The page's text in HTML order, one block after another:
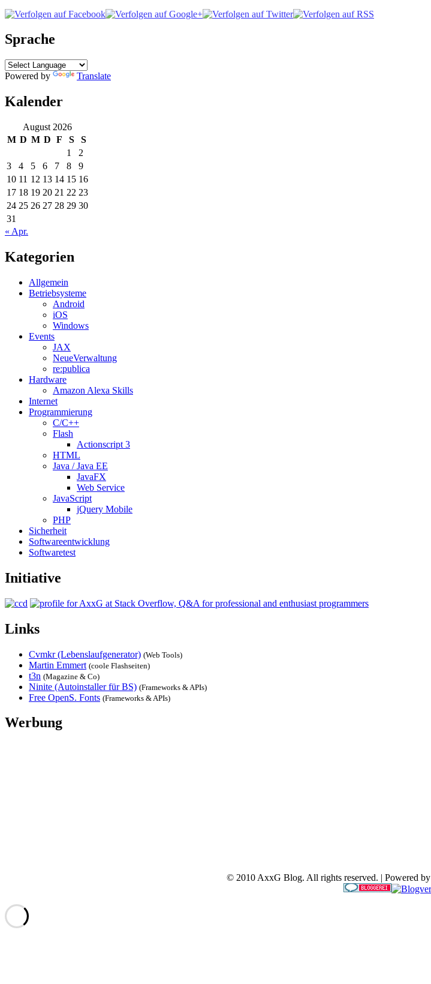
Sprache
Powered by Translate
Kalender
August 2026
M D M D F S
S
1
2
3
4 5 6 7 8
9
10 11 12 13 14 15 16
17 18 19 20 21 22 23
24 25 26 27 28 29 30
31
« Apr.
Kategorien
Allgemein
Betriebsysteme
Android
iOS
Windows
Events
JAX
NeueVerwaltung
re:publica
Hardware
Amazon Alexa Skills
Internet
Programmierung
C/C++
Flash
Actionscript 3
HTML
Java / Java EE
JavaFX
Web Service
JavaScript
jQuery Mobile
PHP
Sicherheit
Softwareentwicklung
Softwaretest
Initiative
Links
Cvmkr (Lebenslaufgenerator) (Web Tools)
Martin Emmert (coole Flashseiten)
t3n (Magazine & Co)
Ninite (Autoinstaller für BS) (Frameworks & APIs)
Free OpenS. Fonts (Frameworks & APIs)
Werbung
© 2010 AxxG Blog. All rights reserved. | Powered by